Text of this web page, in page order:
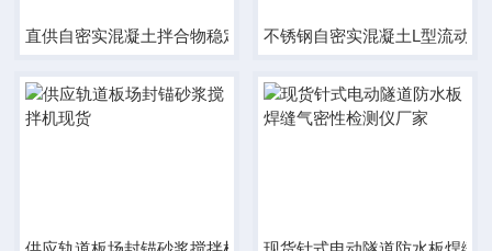
直供自密实混凝土拌合物稳定性试验筒优质产品不锈钢自密实混凝土L型流动障